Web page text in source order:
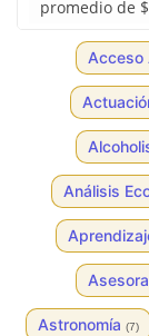
promedio de
Acceso
Análisis
Astronomía (7)